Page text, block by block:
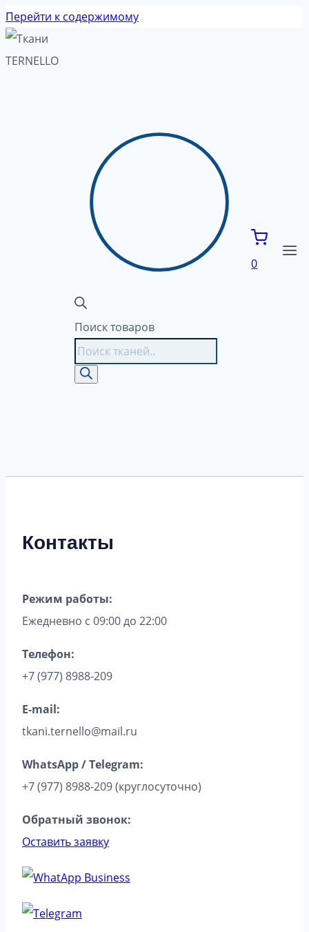
Перейти к содержимому
Поиск товаров
0
Контакты
Режим работы:
Ежедневно с 09:00 до 22:00
Телефон:
+7 (977) 8988-209
E-mail:
tkani.ternello@mail.ru
WhatsApp / Telegram:
+7 (977) 8988-209 (круглосуточно)
Обратный звонок:
Оставить заявку